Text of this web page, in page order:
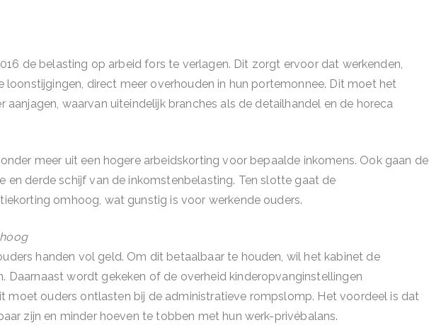
de belasting op arbeid fors te verlagen. Dit zorgt ervoor dat werkenden,
direct meer overhouden in hun portemonnee. Dit moet het
aanjagen, waarvan uiteindelijk branches als de detailhandel en de horeca
meer uit een hogere arbeidskorting voor bepaalde inkomens. Ook gaan de
en derde schijf van de inkomstenbelasting. Ten slotte gaat de
omhoog, wat gunstig is voor werkende ouders.
handen vol geld. Om dit betaalbaar te houden, wil het kabinet de
Daarnaast wordt gekeken of de overheid kinderopvanginstellingen
moet ouders ontlasten bij de administratieve rompslomp. Het voordeel is dat
zijn en minder hoeven te tobben met hun werk-privébalans.